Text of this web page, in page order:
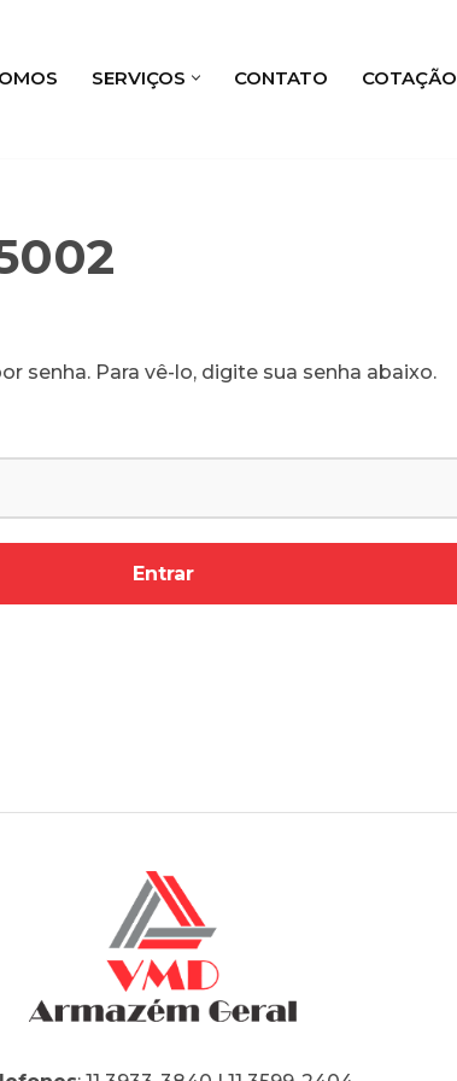
SERVIÇOS CONTATO COTAÇÃO
senha. Para vê-lo, digite sua senha abaixo.